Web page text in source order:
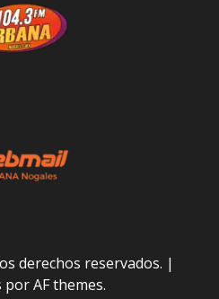
derechos reservados. |
por AF themes.